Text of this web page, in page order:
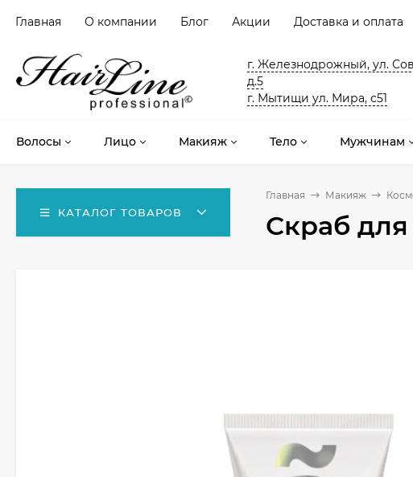
Главная О компании Блог Акции Доставка и оплата
г. Железнодрожный, ул.
д.5
г. Мытищи ул. Мира, с51
Волосы Лицо Макияж Тело Мужчинам
КАТАЛОГ ТОВАРОВ
Главная Макияж
Скраб